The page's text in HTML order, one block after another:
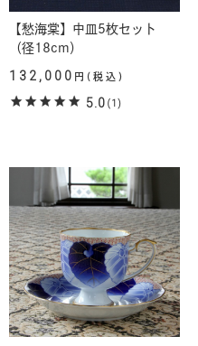
【愁海棠】中皿5枚セット
（径18cm）
132,000 円(税込)
5.0 (1)